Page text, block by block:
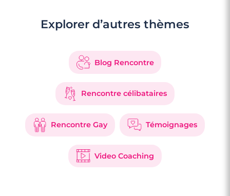
Explorer d’autres thèmes
Blog Rencontre
Rencontre célibataires
Rencontre Gay Témoignages
Video Coaching